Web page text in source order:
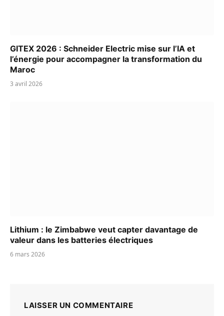
GITEX 2026 : Schneider Electric mise sur l’IA et
l’énergie pour accompagner la transformation du
Maroc
3 avril 2026
Lithium : le Zimbabwe veut capter davantage de
valeur dans les batteries électriques
6 mars 2026
LAISSER UN COMMENTAIRE